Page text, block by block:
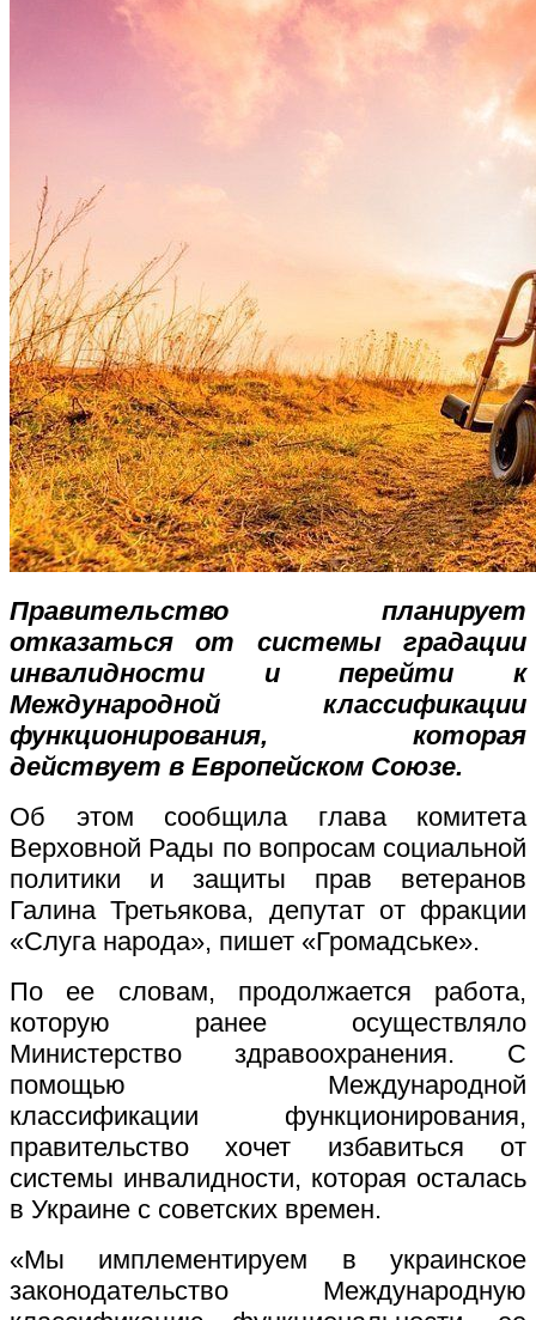
Правительство планирует
отказаться от системы градации
инвалидности и перейти к
Международной классификации
функционирования, которая
действует в Европейском Союзе.
Об этом сообщила глава комитета
Верховной Рады по вопросам социальной
политики и защиты прав ветеранов
Галина Третьякова, депутат от фракции
«Слуга народа», пишет «Громадське».
По ее словам, продолжается работа,
которую ранее осуществляло
Министерство здравоохранения. С
помощью Международной
классификации функционирования,
правительство хочет избавиться от
системы инвалидности, которая осталась
в Украине с советских времен.
«Мы имплементируем в украинское
законодательство Международную